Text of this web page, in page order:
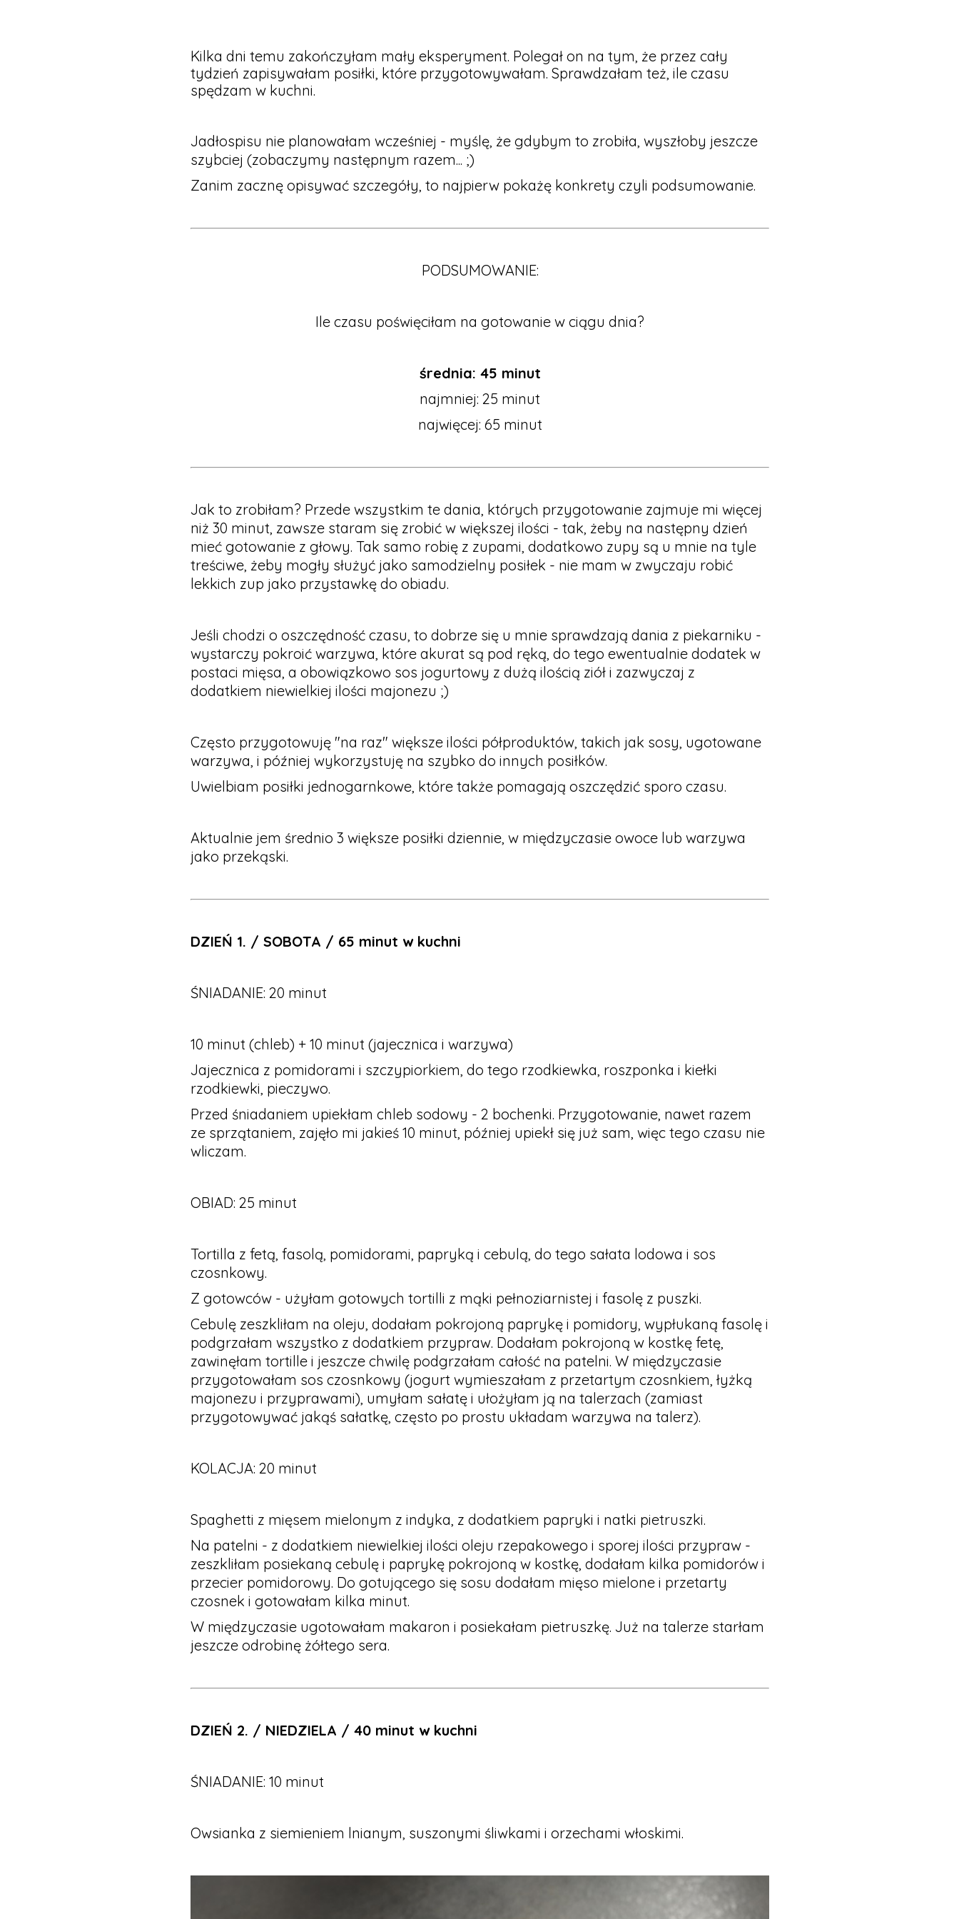
Kilka dni temu zakończyłam mały eksperyment. Polegał on na tym, że przez cały
tydzień zapisywałam posiłki, które przygotowywałam. Sprawdzałam też, ile czasu
spędzam w kuchni.
Jadłospisu nie planowałam wcześniej - myślę, że gdybym to zrobiła, wyszłoby jeszcze
szybciej (zobaczymy następnym razem... ;)
Zanim zacznę opisywać szczegóły, to najpierw pokażę konkrety czyli podsumowanie.
PODSUMOWANIE:
Ile czasu poświęciłam na gotowanie w ciągu dnia?
średnia: 45 minut
najmniej: 25 minut
najwięcej: 65 minut
Jak to zrobiłam? Przede wszystkim te dania, których przygotowanie zajmuje mi więcej
niż 30 minut, zawsze staram się zrobić w większej ilości - tak, żeby na następny dzień
mieć gotowanie z głowy. Tak samo robię z zupami, dodatkowo zupy są u mnie na tyle
treściwe, żeby mogły służyć jako samodzielny posiłek - nie mam w zwyczaju robić
lekkich zup jako przystawkę do obiadu.
Jeśli chodzi o oszczędność czasu, to dobrze się u mnie sprawdzają dania z piekarniku -
wystarczy pokroić warzywa, które akurat są pod ręką, do tego ewentualnie dodatek w
postaci mięsa, a obowiązkowo sos jogurtowy z dużą ilością ziół i zazwyczaj z
dodatkiem niewielkiej ilości majonezu ;)
Często przygotowuję "na raz" większe ilości półproduktów, takich jak sosy, ugotowane
warzywa, i później wykorzystuję na szybko do innych posiłków.
Uwielbiam posiłki jednogarnkowe, które także pomagają oszczędzić sporo czasu.
Aktualnie jem średnio 3 większe posiłki dziennie, w międzyczasie owoce lub warzywa
jako przekąski.
DZIEŃ 1. / SOBOTA / 65 minut w kuchni
ŚNIADANIE: 20 minut
10 minut (chleb) + 10 minut (jajecznica i warzywa)
Jajecznica z pomidorami i szczypiorkiem, do tego rzodkiewka, roszponka i kiełki
rzodkiewki, pieczywo.
Przed śniadaniem upiekłam chleb sodowy - 2 bochenki. Przygotowanie, nawet razem
ze sprzątaniem, zajęło mi jakieś 10 minut, później upiekł się już sam, więc tego czasu nie
wliczam.
OBIAD: 25 minut
Tortilla z fetą, fasolą, pomidorami, papryką i cebulą, do tego sałata lodowa i sos
czosnkowy.
Z gotowców - użyłam gotowych tortilli z mąki pełnoziarnistej i fasolę z puszki.
Cebulę zeszkliłam na oleju, dodałam pokrojoną paprykę i pomidory, wypłukaną fasolę i
podgrzałam wszystko z dodatkiem przypraw. Dodałam pokrojoną w kostkę fetę,
zawinęłam tortille i jeszcze chwilę podgrzałam całość na patelni. W międzyczasie
przygotowałam sos czosnkowy (jogurt wymieszałam z przetartym czosnkiem, łyżką
majonezu i przyprawami), umyłam sałatę i ułożyłam ją na talerzach (zamiast
przygotowywać jakąś sałatkę, często po prostu układam warzywa na talerz).
KOLACJA: 20 minut
Spaghetti z mięsem mielonym z indyka, z dodatkiem papryki i natki pietruszki.
Na patelni - z dodatkiem niewielkiej ilości oleju rzepakowego i sporej ilości przypraw -
zeszkliłam posiekaną cebulę i paprykę pokrojoną w kostkę, dodałam kilka pomidorów i
przecier pomidorowy. Do gotującego się sosu dodałam mięso mielone i przetarty
czosnek i gotowałam kilka minut.
W międzyczasie ugotowałam makaron i posiekałam pietruszkę. Już na talerze starłam
jeszcze odrobinę żółtego sera.
DZIEŃ 2. / NIEDZIELA / 40 minut w kuchni
ŚNIADANIE: 10 minut
Owsianka z siemieniem lnianym, suszonymi śliwkami i orzechami włoskimi.